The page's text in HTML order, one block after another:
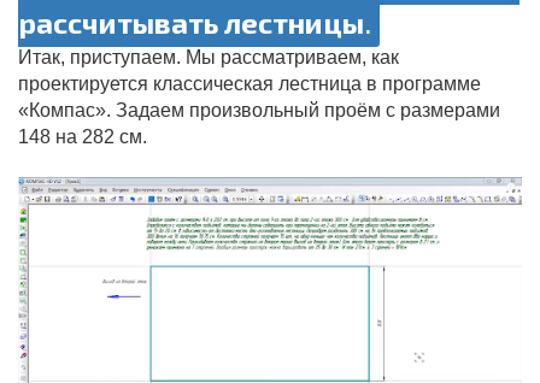
рассчитывать лестницы.
Итак, приступаем. Мы рассматриваем, как
проектируется классическая лестница в программе
«Компас». Задаем произвольный проём с размерами
148 на 282 см.